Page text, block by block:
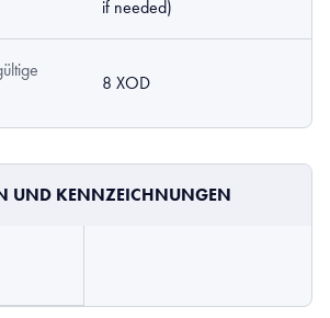
if needed)
8 XOD
UND KENNZEICHNUNGEN